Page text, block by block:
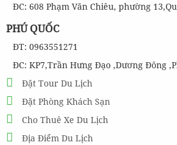
ĐC: 608 Phạm Văn Chiêu, phường
PHÚ QUỐC
ĐT: 0963551271
ĐC: KP7,Trần Hưng Đạo ,Dương Đông
Đặt Tour Du Lịch
Đặt Phòng Khách Sạn
Cho Thuê Xe Du Lịch
Địa Điểm Du Lịch